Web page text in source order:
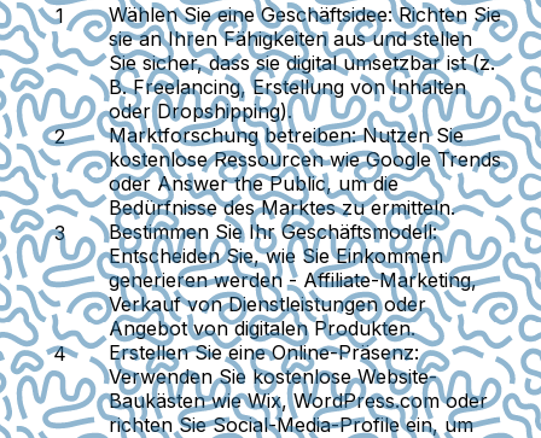
Wählen Sie eine Geschäftsidee:Richten Sie
sie an Ihren Fähigkeiten aus und stellen
Sie sicher, dass sie digital umsetzbar ist (z.
B. Freelancing, Erstellung von Inhalten
oder Dropshipping).
Marktforschung betreiben:Nutzen Sie
kostenlose Ressourcen wie Google Trends
oder Answer the Public, um die
Bedürfnisse des Marktes zu ermitteln.
Bestimmen Sie Ihr Geschäftsmodell:
Entscheiden Sie, wie Sie Einkommen
generieren werden - Affiliate-Marketing,
Verkauf von Dienstleistungen oder
Angebot von digitalen Produkten.
Erstellen Sie eine Online-Präsenz:
Verwenden Sie kostenlose Website-
Baukästen wie Wix, WordPress.com oder
richten Sie Social-Media-Profile ein, um